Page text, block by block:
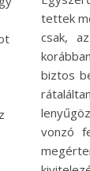
tettek
csak,
biztos
vonzó